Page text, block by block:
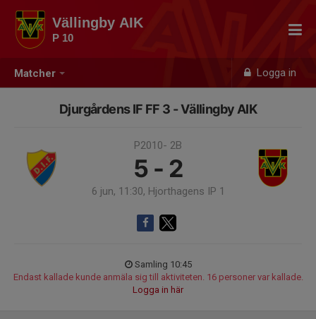
Matcher Logga in
Vällingby AIK
P 10
Djurgårdens IF FF 3 - Vällingby AIK
P2010- 2B
5 - 2
6 jun, 11:30, Hjorthagens IP 1
Samling 10:45
Endast kallade kunde anmäla sig till aktiviteten. 16 personer var kallade.
Logga in här